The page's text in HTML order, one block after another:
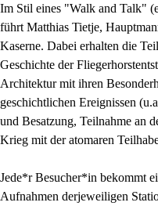
Im Stil eines "Walk and Talk"
führt Matthias Tietje,
Kaserne. Dabei erhalten die
Geschichte der
Architektur mit ihren
geschichtlichen Ereignissen
und Besatzung, Teilnahme an
Krieg mit der atomaren
Jede*r Besucher*in bekommt
Aufnahmen derjeweiligen